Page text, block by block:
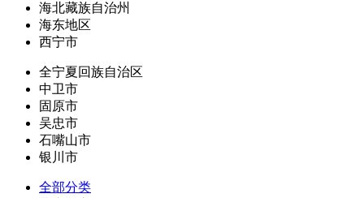
海北藏族自治州
海东地区
西宁市
全宁夏回族自治区
中卫市
固原市
吴忠市
石嘴山市
银川市
全部分类